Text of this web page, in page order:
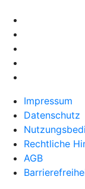
Impressum
Datenschutz
Rechtliche
AGB